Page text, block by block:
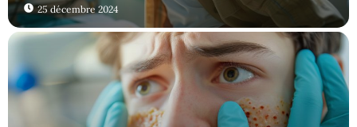
25 décembre 2024